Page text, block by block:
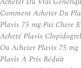
Comment Acheter Du
Plavix 75 mg Pas Chere
Acheté Plavix
Ou Acheter Plavix 75 mg
Plavix À Prix Réduit